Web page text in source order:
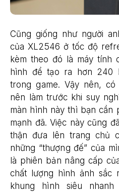
Cũng giống như người
của XL2546 ở tốc độ
kèm theo đó là máy tính
hình để tạo ra hơn 240
trong game. Vậy nên,
nên làm trước khi suy
màn hình này thì bạn cần
mạnh đã. Việc này cũng
thận đưa lên trang chủ
những “thượng đế” của
là phiên bản nâng cấp
chất lượng hình ảnh sắc
khung hình siêu